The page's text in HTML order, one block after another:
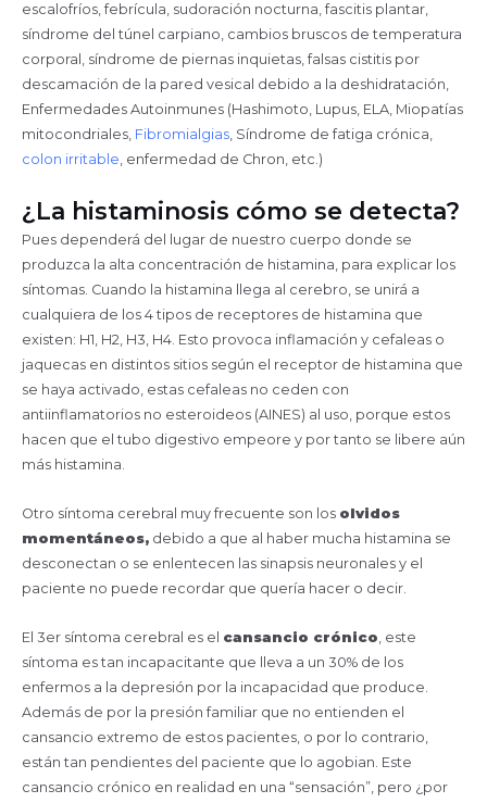
escalofríos, febrícula, sudoración nocturna, fascitis plantar,
síndrome del túnel carpiano, cambios bruscos de temperatura
corporal, síndrome de piernas inquietas, falsas cistitis por
descamación de la pared vesical debido a la deshidratación,
Enfermedades Autoinmunes (Hashimoto, Lupus, ELA, Miopatías
mitocondriales, Fibromialgias, Síndrome de fatiga crónica,
colon irritable, enfermedad de Chron, etc.)
¿La histaminosis cómo se detecta?
Pues dependerá del lugar de nuestro cuerpo donde se
produzca la alta concentración de histamina, para explicar los
síntomas. Cuando la histamina llega al cerebro, se unirá a
cualquiera de los 4 tipos de receptores de histamina que
existen: H1, H2, H3, H4. Esto provoca inflamación y cefaleas o
jaquecas en distintos sitios según el receptor de histamina que
se haya activado, estas cefaleas no ceden con
antiinflamatorios no esteroideos (AINES) al uso, porque estos
hacen que el tubo digestivo empeore y por tanto se libere aún
más histamina.
Otro síntoma cerebral muy frecuente son los olvidos
momentáneos, debido a que al haber mucha histamina se
desconectan o se enlentecen las sinapsis neuronales y el
paciente no puede recordar que quería hacer o decir.
El 3er síntoma cerebral es el cansancio crónico, este
síntoma es tan incapacitante que lleva a un 30% de los
enfermos a la depresión por la incapacidad que produce.
Además de por la presión familiar que no entienden el
cansancio extremo de estos pacientes, o por lo contrario,
están tan pendientes del paciente que lo agobian. Este
cansancio crónico en realidad en una “sensación”, pero ¿por